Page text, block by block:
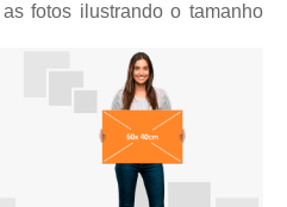
fotos ilustrando o tamanho